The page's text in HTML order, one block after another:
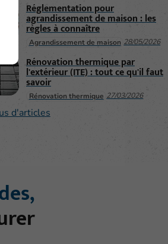
Agrandissement de maison 28/05/2026
Réglementation pour
agrandissement de maison : les
règles à connaître
Rénovation thermique 27/03/2026
Rénovation thermique par
l'extérieur (ITE) : tout ce qu'il faut
savoir
d'articles